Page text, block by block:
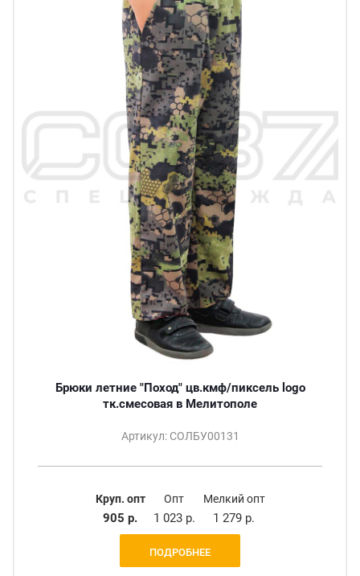
Брюки летние "Поход" цв.кмф/пиксель logo
тк.смесовая в Мелитополе
Артикул: СОЛБУ00131
Круп. опт
905 р.
Опт
1 023 р.
Мелкий опт
1 279 р.
ПОДРОБНЕЕ